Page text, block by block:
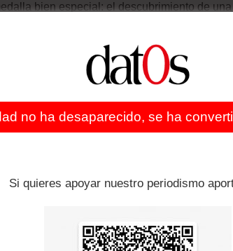
bien especial: el descubrimiento de una
a la secuenciación genómica de un
a todos los humanos vivos de los homínidos
lo que nos hace únicamente
premio para Pääbo.
y nuestros parientes más cercanos ahora
del trabajo de Pääbo”, resaltó el Comité del
en la manera en el que nuestro sistema
no ha desaparecido, se ha
Si quieres apoyar nuestro periodismo